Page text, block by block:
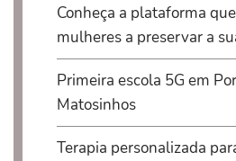
Conheça a plataforma
mulheres a preservar a
Primeira escola 5G em
Matosinhos
Terapia personalizada